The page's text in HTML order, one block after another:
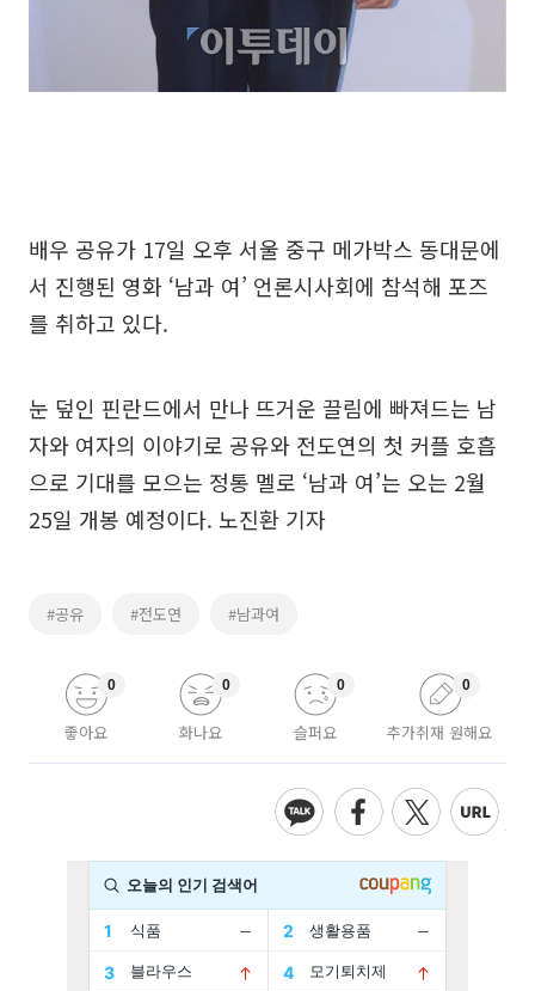
배우 공유가 17일 오후 서울 중구 메가박스 동대문에
서 진행된 영화 ‘남과 여’ 언론시사회에 참석해 포즈
를 취하고 있다.
눈 덮인 핀란드에서 만나 뜨거운 끌림에 빠져드는 남
자와 여자의 이야기로 공유와 전도연의 첫 커플 호흡
으로 기대를 모으는 정통 멜로 ‘남과 여’는 오는 2월
25일 개봉 예정이다. 노진환 기자
#공유 #전도연 #남과여
좋아요
0
화나요
0
슬퍼요
0
추가취재 원해요
0